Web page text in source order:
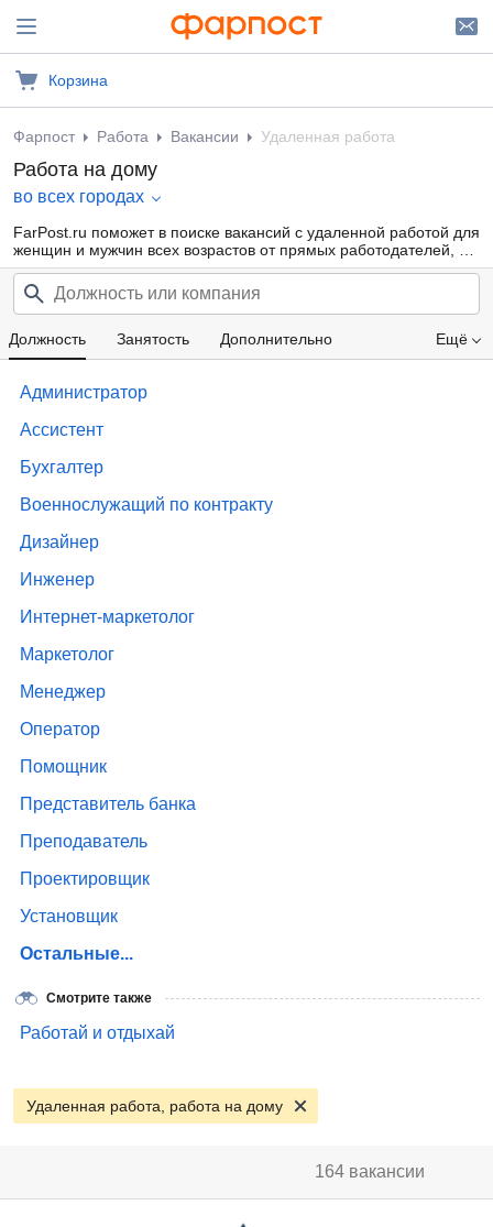
Корзина
Фарпост Работа Вакансии Удаленная работа
Работа на дому
во всех городах
FarPost.ru поможет в поиске вакансий с удаленной работой для
женщин и мужчин всех возрастов от прямых работодателей, а
также от кадровых агентств. Свежие объявления каждый день.
Ещё
Должность Занятость Дополнительно
Зарплата
Администратор
Ассистент
Бухгалтер
Военнослужащий по контракту
Дизайнер
Инженер
Интернет-маркетолог
Маркетолог
Менеджер
Оператор
Помощник
Представитель банка
Преподаватель
Проектировщик
Установщик
Остальные...
Смотрите также
Работай и отдыхай
Удаленная работа, работа на дому
164 вакансии